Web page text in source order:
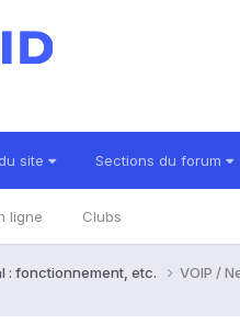
site Sections du forum
ligne Clubs
: fonctionnement, etc. VOIP /